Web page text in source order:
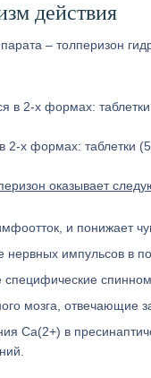
действия
– толперизон
2-х формах: таблетки
оказывает
и понижает
нервных импульсов в
специфические
мозга, отвечающие
Ca(2+) в